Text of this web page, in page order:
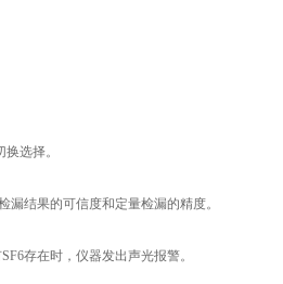
选择。
结果的可信度和定量检漏的精度。
存在时，仪器发出声光报警。